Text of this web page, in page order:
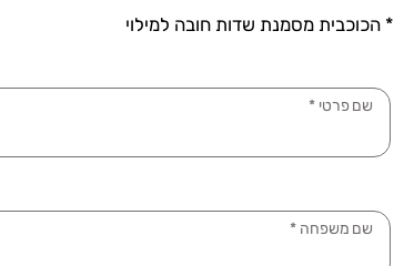
* הכוכבית מסמנת שדות חובה למילוי
שם פרטי *
שם משפחה *